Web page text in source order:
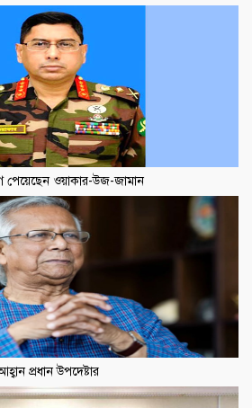
পেয়েছেন ওয়াকার-উজ-জামান
প্রধান উপদেষ্টার